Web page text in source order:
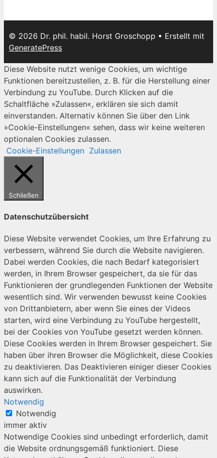
© 2026 Dr. phil. habil. Horst Groschopp • Erstellt mit
GeneratePress
Diese Website nutzt wenige Cookies, um wichtige
Funktionen bereitzustellen, z. B. für die Herstellung einer
Verbindung zu YouTube. Durch Klicken auf die
Schaltfläche »Zulassen«, erklären sie sich damit
einverstanden. Alternativ können Sie über den Link
»Cookie-Einstellungen« sehen, dass wir keine weiteren
optionalen Cookies zulassen.
Cookie-Einstellungen Zulassen
Schließen
Datenschutzübersicht
Diese Website verwendet Cookies, um Ihre Erfahrung zu
verbessern, während Sie durch die Website navigieren.
Dabei werden Cookies, die nach Bedarf kategorisiert
werden, in Ihrem Browser gespeichert, da sie für das
Funktionieren der grundlegenden Funktionen der Website
wesentlich sind. Wir verwenden bewusst keine Cookies
von Drittanbietern, aber wenn Sie eines der Videos
starten, wird eine Verbindung zu YouTube hergestellt,
bei der Cookies von YouTube gesetzt werden können.
Diese Cookies werden in Ihrem Browser gespeichert. Sie
haben über ihren Browser die Möglichkeit, diese Cookies
zu deaktivieren. Das Deaktivieren einiger dieser Cookies
kann sich auf die Funktionalität der Verbindung
auswirken.
Notwendig
Notwendig
immer aktiv
Notwendige Cookies sind unbedingt erforderlich, damit
die Website ordnungsgemäß funktioniert. Diese